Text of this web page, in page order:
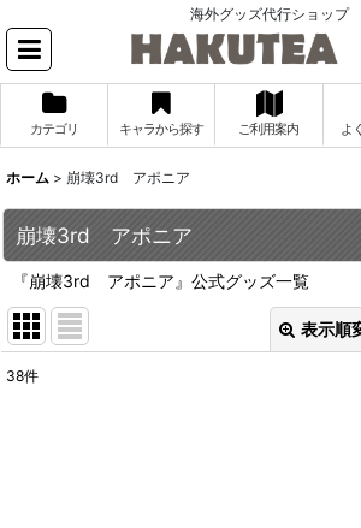
海外グッズ代行ショップ
カテゴリ キャラから探す ご利用案内 よ
ホーム > 崩壊3rd アポニア
崩壊3rd アポニア
『崩壊3rd アポニア』公式グッズ一覧
表示順
38件